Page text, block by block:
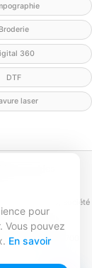
pour
Vous pouvez
En savoir
Broderie
360
DTF
laser
- KD2V) — SAS, société
FR84979428133
Aigle, 33700